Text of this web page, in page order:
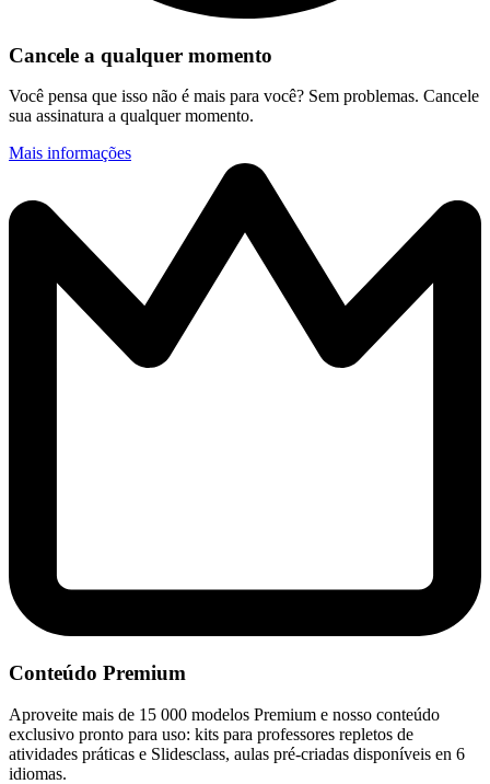
Cancele a qualquer momento
Você pensa que isso não é mais para você? Sem problemas. Cancele
sua assinatura a qualquer momento.
Mais informações
Conteúdo Premium
Aproveite mais de 15 000 modelos Premium e nosso conteúdo
exclusivo pronto para uso: kits para professores repletos de
atividades práticas e Slidesclass, aulas pré-criadas disponíveis en 6
idiomas.